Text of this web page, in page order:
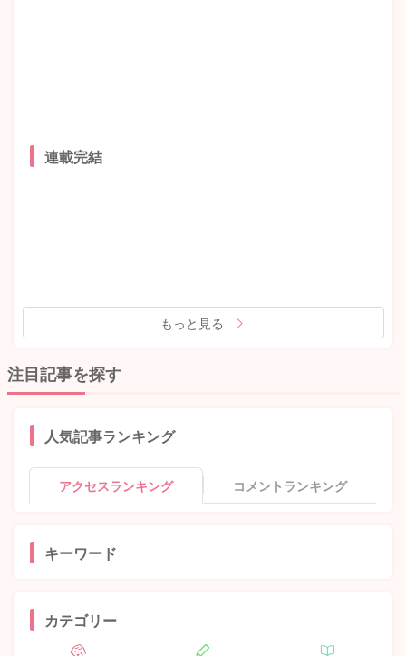
連載完結
もっと見る
注目記事を探す
人気記事ランキング
アクセスランキング コメントランキング
キーワード
カテゴリー